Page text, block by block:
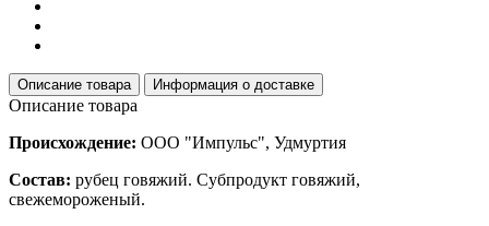
Описание товара Информация о доставке
Описание товара
Происхождение: ООО "Импульс", Удмуртия
Состав: рубец говяжий. Субпродукт говяжий,
свежемороженый.